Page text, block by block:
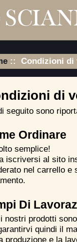
:: Condizioni di
di
seguito sono
Ordinare
semplice!
iscriversi al sito
nel carrello e
Di
nostri prodotti
quindi il
produzione e la